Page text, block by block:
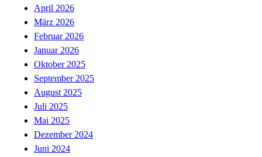
April 2026
März 2026
Februar 2026
Januar 2026
Oktober 2025
September 2025
August 2025
Juli 2025
Mai 2025
Dezember 2024
Juni 2024